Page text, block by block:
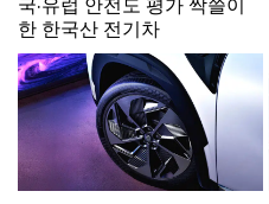
국·유럽 안전도 평가 싹쓸이
한 한국산 전기차